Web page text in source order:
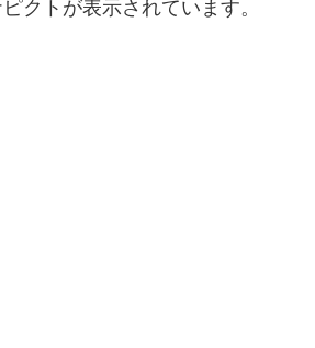
クトが表示されています。